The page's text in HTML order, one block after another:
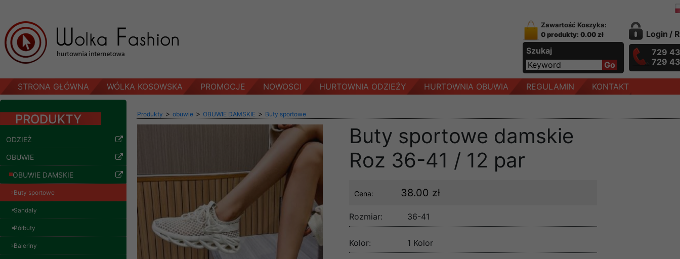
Zawartość Koszyka:
0 produkty: 0.00 zł
Szukaj
Login /
729
729
STRONA GŁÓWNA WÓLKA KOSOWSKA PROMOCJE NOWOSCI HURTOWNIA ODZIEŻY HURTOWNIA OBUWIA REGULAMIN KONTAKT
PRODUKTY
ODZIEŻ
OBUWIE
OBUWIE DAMSKIE
Buty sportowe
Sandały
Półbuty
Baleriny
Produkty > obuwie > OBUWIE DAMSKIE > Buty sportowe
Buty sportowe damskie
Roz 36-41 / 12 par
Cena: 38.00 zł
Rozmiar: 36-41
Kolor: 1 Kolor